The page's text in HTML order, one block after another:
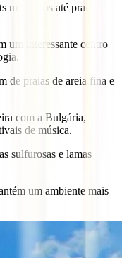
modernos até praias
um interessante centro
de praias de areia fina e
com a Bulgária,
de música.
sulfurosas e lamas
um ambiente mais